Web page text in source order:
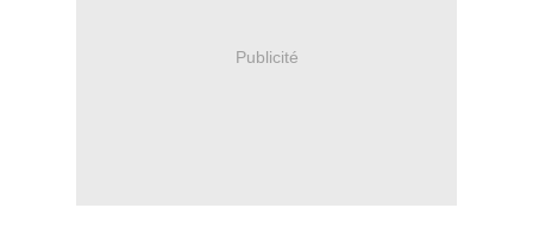
Publicité